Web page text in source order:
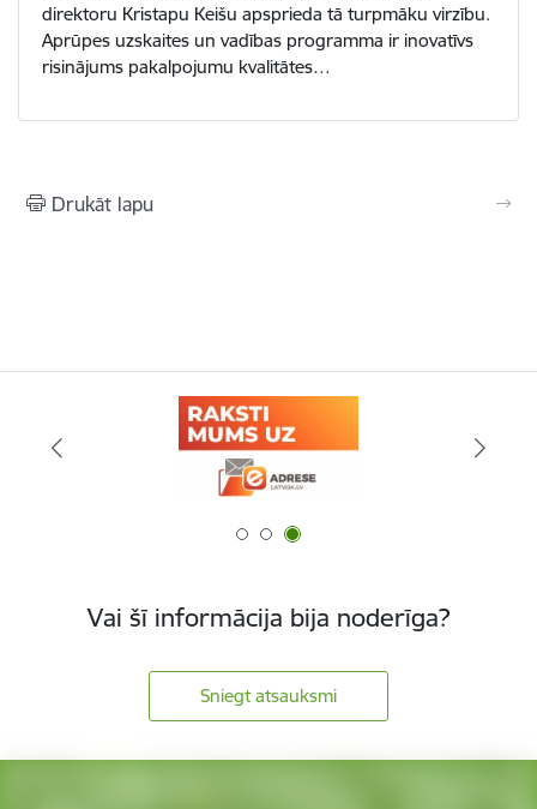
direktoru Kristapu Keišu apsprieda tā turpmāku virzību.
Aprūpes uzskaites un vadības programma ir inovatīvs
risinājums pakalpojumu kvalitātes…
Drukāt lapu
Vai šī informācija bija noderīga?
Sniegt atsauksmi